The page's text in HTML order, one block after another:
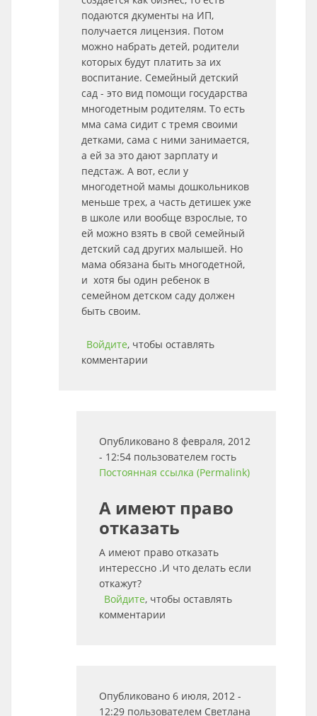
подаются дкументы на ИП,
получается лицензия. Потом
можно набрать детей, родители
которых будут платить за их
воспитание. Семейный детский
сад - это вид помощи государства
многодетным родителям. То есть
мма сама сидит с тремя своими
детками, сама с ними занимается,
а ей за это дают зарплату и
педстаж. А вот, если у
многодетной мамы дошкольников
меньше трех, а часть детишек уже
в школе или вообще взрослые, то
ей можно взять в свой семейный
детский сад других малышей. Но
мама обязана быть многодетной,
и хотя бы один ребенок в
семейном детском саду должен
быть своим.
Войдите, чтобы оставлять
комментарии
Опубликовано 8 февраля, 2012
- 12:54 пользователем гость
Постоянная ссылка (Permalink)
А имеют право
отказать
А имеют право отказать
интерессно .И что делать если
откажут?
Войдите, чтобы оставлять
комментарии
Опубликовано 6 июля, 2012 -
12:29 пользователем Светлана